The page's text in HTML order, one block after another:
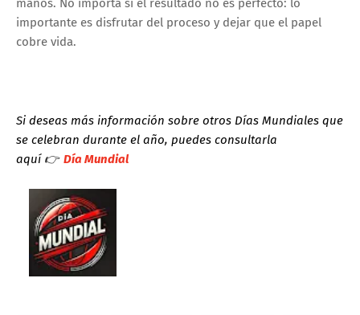
manos. No importa si el resultado no es perfecto: lo
importante es disfrutar del proceso y dejar que el papel
cobre vida.
Si deseas más información sobre otros Días Mundiales que
se celebran durante el año, puedes consultarla
aquí 👉 Día Mundial